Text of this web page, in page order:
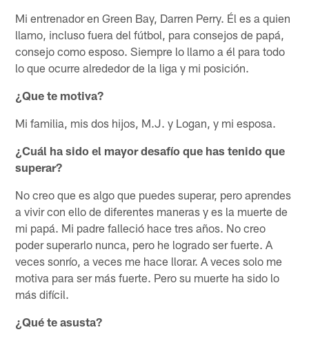
Mi entrenador en Green Bay, Darren Perry. Él es a quien
llamo, incluso fuera del fútbol, ​​para consejos de papá,
consejo como esposo. Siempre lo llamo a él para todo
lo que ocurre alrededor de la liga y mi posición.
¿Que te motiva?
Mi familia, mis dos hijos, M.J. y Logan, y mi esposa.
¿Cuál ha sido el mayor desafío que has tenido que
superar?
No creo que es algo que puedes superar, pero aprendes
a vivir con ello de diferentes maneras y es la muerte de
mi papá. Mi padre falleció hace tres años. No creo
poder superarlo nunca, pero he logrado ser fuerte. A
veces sonrío, a veces me hace llorar. A veces solo me
motiva para ser más fuerte. Pero su muerte ha sido lo
más difícil.
¿Qué te asusta?